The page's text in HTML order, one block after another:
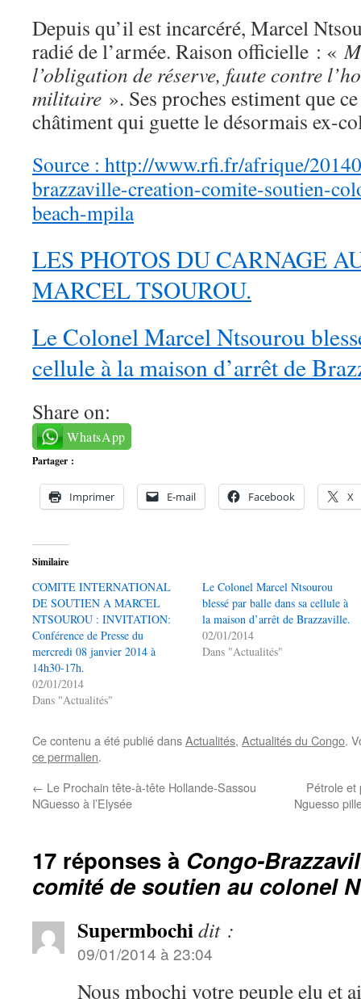
Depuis qu’il est incarcéré, Marcel
radié de l’armée. Raison officielle : «
l’obligation de réserve, faute contre
militaire ». Ses proches estiment que
châtiment qui guette le désormais ex-
Source : http://www.rfi.fr/afrique/
brazzaville-creation-comite-soutien-
beach-mpila
LES PHOTOS DU CARNAGE
MARCEL TSOUROU.
Le Colonel Marcel Ntsourou
cellule à la maison d’arrêt de
Share on:
WhatsApp
Partager :
Imprimer E-mail Facebook X
Similaire
COMITE INTERNATIONAL
DE SOUTIEN A MARCEL
NTSOUROU : INVITATION:
Conférence de Presse du
mercredi 08 janvier 2014 à
14h30-17h.
02/01/2014
Dans "Actualités"
Le Colonel Marcel Ntsourou
blessé par balle dans sa cellule à
la maison d’arrêt de Brazzaville.
02/01/2014
Dans "Actualités"
Ce contenu a été publié dansActualités, Actualités du Congo.
ce permalien.
← Le Prochain tête-à-tête Hollande-Sassou
NGuesso à l’Elysée
Pétrole et
Nguesso
17 réponses à Congo-
comité de soutien au colonel
Supermbochidit :
09/01/2014 à 23:04
Nous mbochi votre peuple elu et